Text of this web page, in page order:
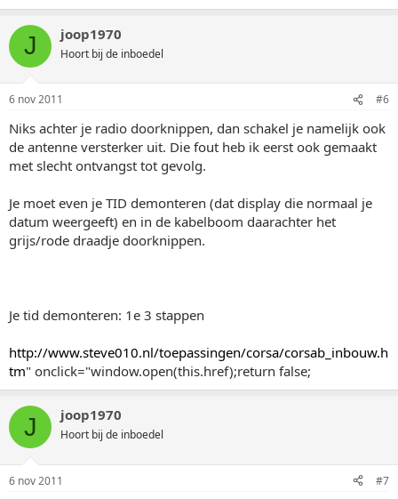
J joop1970
Hoort bij de inboedel
6 nov 2011 #6
Niks achter je radio doorknippen, dan schakel je namelijk ook
de antenne versterker uit. Die fout heb ik eerst ook gemaakt
met slecht ontvangst tot gevolg.
Je moet even je TID demonteren (dat display die normaal je
datum weergeeft) en in de kabelboom daarachter het
grijs/rode draadje doorknippen.
Je tid demonteren: 1e 3 stappen
http://www.steve010.nl/toepassingen/corsa/corsab_inbouw.h
tm" onclick="window.open(this.href);return false;
J joop1970
Hoort bij de inboedel
6 nov 2011 #7